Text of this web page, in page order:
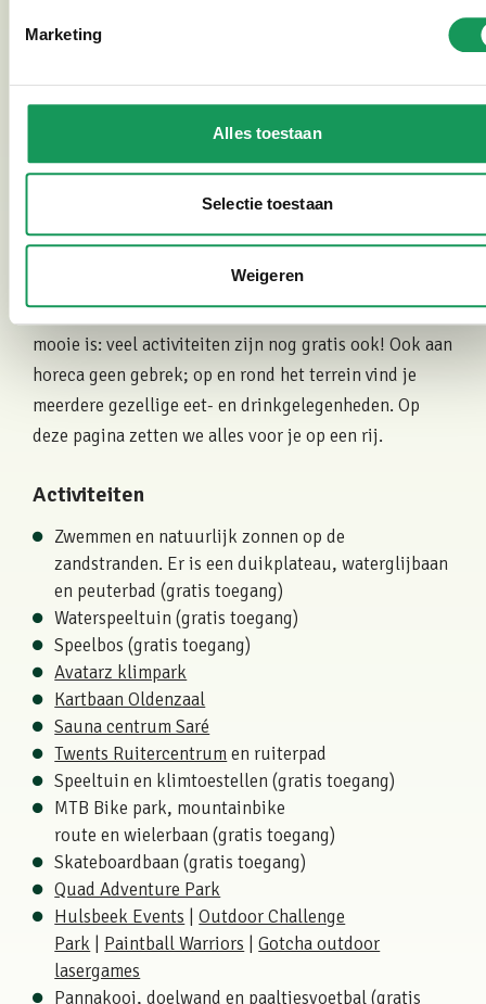
Marketing
Alles toestaan
Selectie toestaan
Weigeren
Hoe actief wil jij zijn op het landgoed?
Op vakantie bij Villapark Eureka bezoek je natuurlijk
de zandstranden van recreatiegebied Het Hulsbeek; je
er skaten, mountainbiken of karten. Nog actiever
bezig zijn? Of juist wat meer relaxten? Ook dan haal je
je hart echt helemaal op in Het Hulsbeek. En het
mooie is: veel activiteiten zijn nog gratis ook! Ook aan
horeca geen gebrek; op en rond het terrein vind je
meerdere gezellige eet- en drinkgelegenheden. Op
deze pagina zetten we alles voor je op een rij.
Activiteiten
Zwemmen en natuurlijk zonnen op de
zandstranden. Er is een duikplateau, waterglijbaan
en peuterbad (gratis toegang)
Waterspeeltuin (gratis toegang)
Speelbos (gratis toegang)
Avatarz klimpark
Kartbaan Oldenzaal
Sauna centrum Saré
Twents Ruitercentrumen ruiterpad
Speeltuin en klimtoestellen (gratis toegang)
MTB Bike park, mountainbike
route en wielerbaan (gratis toegang)
Skateboardbaan (gratis toegang)
Quad Adventure Park
Hulsbeek Events |Outdoor Challenge
Park
Paintball Warriors |Gotcha outdoor
lasergames
Pannakooi, doelwand en paaltjesvoetbal (gratis